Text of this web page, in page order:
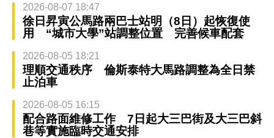
2026-08-07 18:47
徐日昇寅公馬路兩巴士站明（8日）起恢復使
用 “城市大學”站調整位置 完善候車配套
2026-08-05 18:21
理順交通秩序 倫斯泰特大馬路調整為全日禁
止泊車
2026-08-05 16:15
配合路面維修工作 7日起大三巴街及大三巴斜
巷等實施臨時交通安排